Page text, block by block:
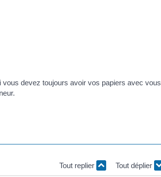
devez toujours avoir vos papiers avec vous
Tout replier Tout déplier